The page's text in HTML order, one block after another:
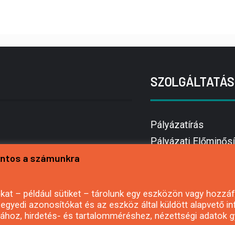
Pályázatírás
Pályázati
Mezőgazdasági
Pályázatírás
a számunkra
– például sütiket – tárolunk egy eszközön vagy
azonosítókat és az eszköz által küldött alapvető
hirdetés- és tartalomméréshez, nézettségi adatok